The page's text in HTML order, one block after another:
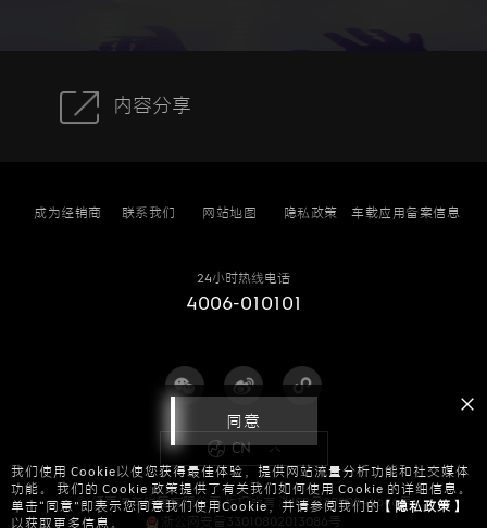
内容分享
成为经销商 联系我们 网站地图 隐私政策 车载应用备案信息
24小时热线电话
4006-010101
CN
© 领克汽车销售有限公司 版权所有 浙ICP备2020044646号
浙公网安备33010802013086号
同意
我们使用 Cookie以使您获得最佳体验，提供网站流量分析功能和社交媒体
功能。 我们的 Cookie 政策提供了有关我们如何使用 Cookie 的详细信息。
单击“同意”即表示您同意我们使用Cookie，并请参阅我们的【隐私政策】
以获取更多信息。